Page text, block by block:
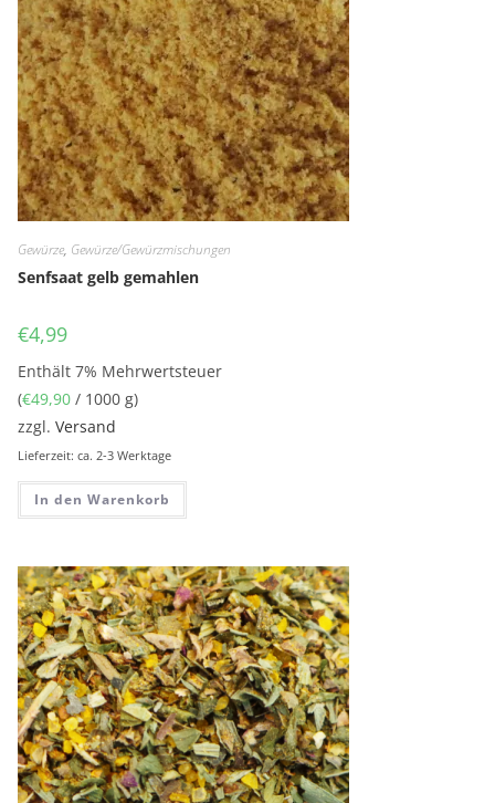
Gewürze, Gewürze/Gewürzmischungen
Senfsaat gelb gemahlen
€4,99
Enthält 7% Mehrwertsteuer
(€49,90 / 1000 g)
zzgl.Versand
Lieferzeit: ca. 2-3 Werktage
In den Warenkorb